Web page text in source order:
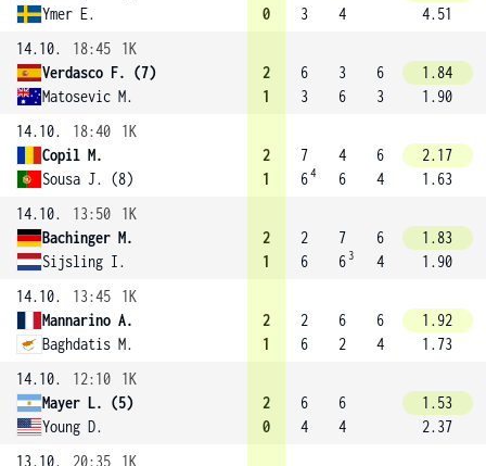
Ymer E.
0
3
4
4.51
14.10.
18:45
1K
Verdasco F. (7)
Matosevic M.
2
1
6
3
3
6
6
3
1.84
1.90
14.10.
18:40
1K
Copil M.
Sousa J. (8)
2
1
7
64
4
6
6
4
2.17
1.63
14.10.
13:50
1K
Bachinger M.
Sijsling I.
2
1
2
6
7
6 3
6
4
1.83
1.90
14.10.
13:45
1K
Mannarino A.
Baghdatis M.
2
1
2
6
6
2
6
4
1.92
1.73
14.10.
12:10
1K
Mayer L. (5)
Young D.
2
0
6
4
6
4
1.53
2.37
13.10.
20:35 1K